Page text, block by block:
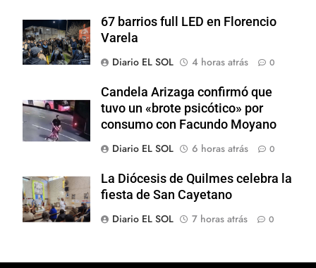
67 barrios full LED en Florencio
Varela
Diario EL SOL
4 horas atrás 0
Candela Arizaga confirmó que
tuvo un «brote psicótico» por
consumo con Facundo Moyano
Diario EL SOL
6 horas atrás 0
La Diócesis de Quilmes celebra la
fiesta de San Cayetano
Diario EL SOL
7 horas atrás 0